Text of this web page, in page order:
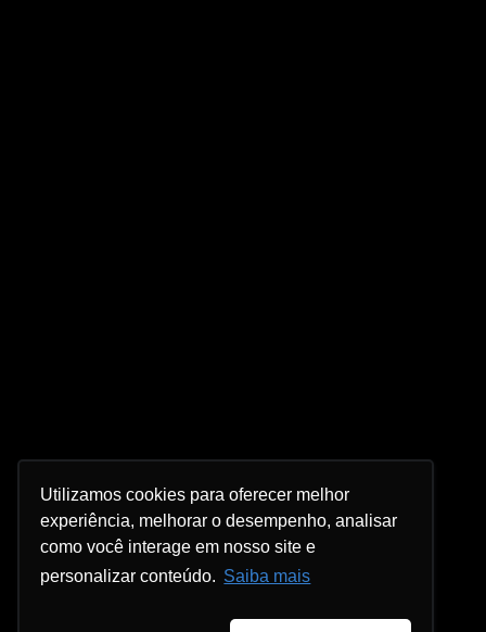
Utilizamos cookies para oferecer melhor
experiência, melhorar o desempenho, analisar
como você interage em nosso site e
personalizar conteúdo. Saiba mais